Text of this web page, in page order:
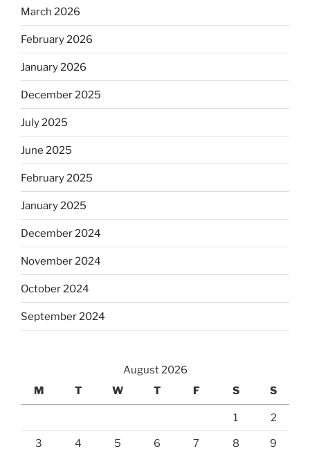
March 2026
February 2026
January 2026
December 2025
July 2025
June 2025
February 2025
January 2025
December 2024
November 2024
October 2024
September 2024
August 2026
M
T W T F S S
1 2
3 4 5 6 7 8 9